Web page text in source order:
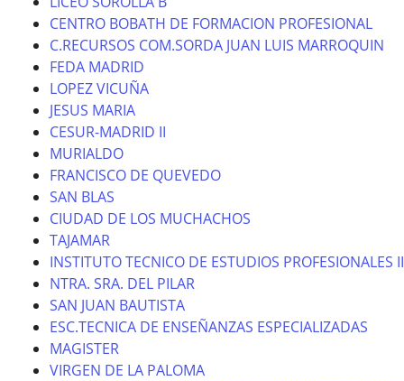
CENTRO BOBATH DE FORMACION PROFESIONAL
C.RECURSOS COM.SORDA JUAN LUIS MARROQUIN
FEDA MADRID
LOPEZ VICUÑA
JESUS MARIA
CESUR-MADRID II
MURIALDO
FRANCISCO DE QUEVEDO
SAN BLAS
CIUDAD DE LOS MUCHACHOS
TAJAMAR
INSTITUTO TECNICO DE ESTUDIOS PROFESIONALES II
NTRA. SRA. DEL PILAR
SAN JUAN BAUTISTA
ESC.TECNICA DE ENSEÑANZAS ESPECIALIZADAS
MAGISTER
VIRGEN DE LA PALOMA